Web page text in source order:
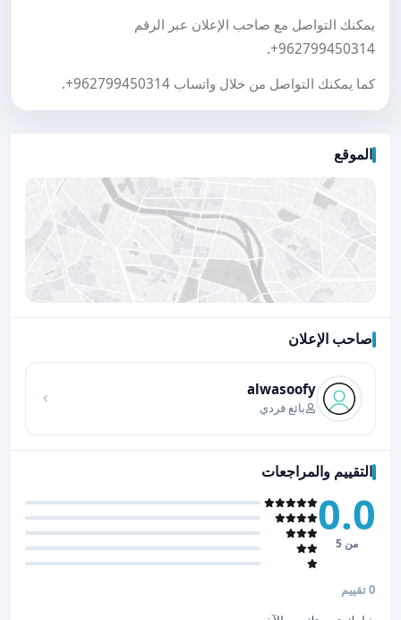
يمكنك التواصل مع صاحب الإعلان عبر الرقم
+962799450314
.
كما يمكنك التواصل من خلال واتساب +962799450314
.
الموقع
صاحب الإعلان
alwasoofy
بائع فردي
التقييم والمراجعات
0.0
من 5
0 تقييم